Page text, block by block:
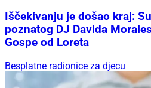
Iščekivanju je došao kraj:
poznatog DJ Davida
Gospe od Loreta
Besplatne radionice za djecu